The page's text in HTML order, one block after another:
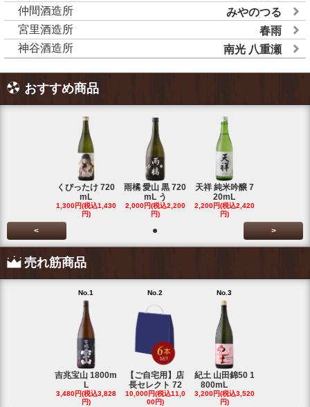
仲間酒造所
みやのつる
宮里酒造所
春雨
神谷酒造所
南光 八重瀬
おすすめ商品
くびったけ 720
mL
1,300円(税込1,430
円)
雨橘 愛山 黒 720
mL う
2,000円(税込2,200
円)
天祥 純米吟醸 7
20mL
2,200円(税込2,420
円)
< >
売れ筋商品
No.1
吉兆宝山 1800m
L
3,480円(税込3,828
円)
No.2
【ご自宅用】店
長セレクト 72
10,000円(税込11,0
00円)
No.3
紀土 山田錦50 1
800mL
3,200円(税込3,520
円)